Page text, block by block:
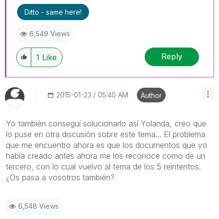
Ditto - same here!
6,549 Views
1 Like Reply
‎2015-01-23 05:40 AM Author
Yo también conseguí solucionarlo así Yolanda, creo que
lo puse en otra discusión sobre este tema... El problema
que me encuentro ahora es que los documentos que yo
había creado antes ahora me los reconoce como de un
tercero, con lo cual vuelvo al tema de los 5 reintentos.
¿Os pasa a vosotros también?
6,548 Views